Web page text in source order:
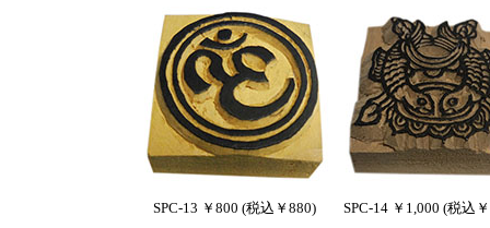
SPC-13 ￥800 (税込￥880) SPC-14 ￥1,000 (税込